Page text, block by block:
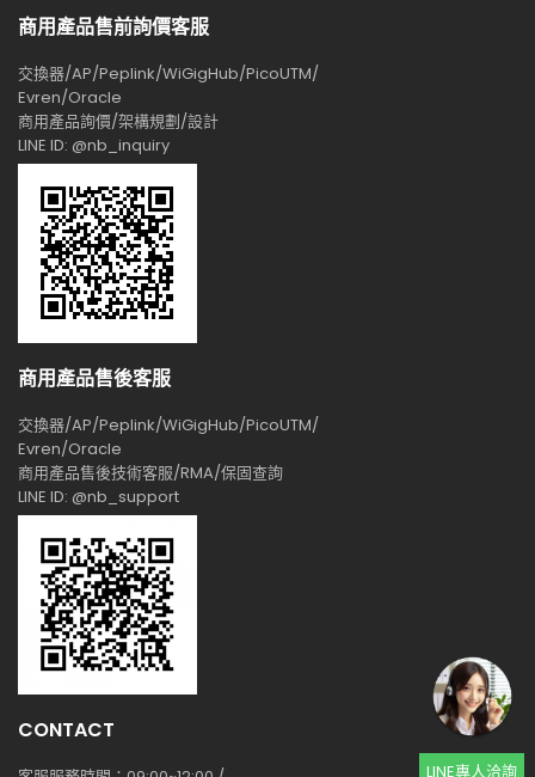
商用產品售前詢價客服
交換器/AP/Peplink/WiGigHub/PicoUTM/
Evren/Oracle
商用產品詢價/架構規劃/設計
LINE ID: @nb_inquiry
商用產品售後客服
交換器/AP/Peplink/WiGigHub/PicoUTM/
Evren/Oracle
商用產品售後技術客服/RMA/保固查詢
LINE ID: @nb_support
CONTACT
LINE專人洽詢